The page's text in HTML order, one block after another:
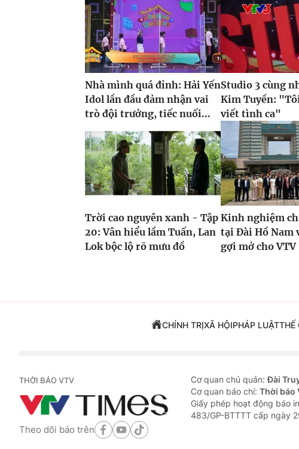
Nhà mình quá đỉnh: Hải Yến
Idol lần đầu đảm nhận vai
trò đội trưởng, tiếc nuối...
Studio 3 cùng
Kim Tuyền:
viết tình ca"
Trời cao nguyên xanh - Tập
20: Vân hiểu lầm Tuấn, Lan
Lok bộc lộ rõ mưu đồ
Kinh nghiệm
tại Đài Hồ Nam
gợi mở cho VTV
CHÍNH TRỊXÃ HỘIPHÁP LUẬTTHẾ
THỜI BÁO VTV
Theo dõi báo trên
Cơ quan chủ quản:Đài
Cơ quan báo chí: Thời báo
Giấy phép hoạt động báo
483/GP-BTTTT cấp ngày